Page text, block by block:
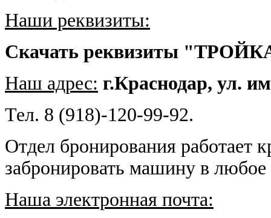
Наши реквизиты:
Скачать реквизиты
Наш адрес: г.Краснодар, ул.
Тел. 8 (918)-120-99-92.
Отдел бронирования работает
забронировать машину в любое
Наша электронная почта: